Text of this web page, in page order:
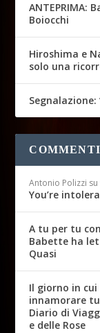
ANTEPRIMA:
Boiocchi
Hiroshima e
solo una
Segnalazione:
Antonio Polizzi su
You’re
A tu per tu
Babette ha
Quasi
Il giorno in
innamorare
Diario di
e delle Rose